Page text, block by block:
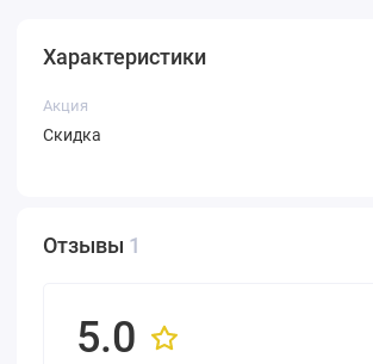
Характеристики
Акция
Скидка
Отзывы 1
5.0